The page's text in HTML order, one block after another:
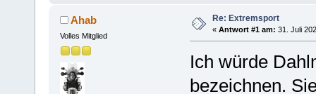
Ahab
Volles Mitglied
Re: Extremsport
« Antwort #1 am: 31. Juli
Ich würde
bezeichnen.